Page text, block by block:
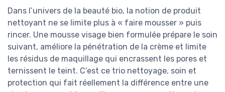
Dans l’univers de la beauté bio, la notion de produit
nettoyant ne se limite plus à « faire mousser » puis
rincer. Une mousse visage bien formulée prépare le soin
suivant, améliore la pénétration de la crème et limite
les résidus de maquillage qui encrassent les pores et
ternissent le teint. C’est ce trio nettoyage, soin et
protection qui fait réellement la différence entre une